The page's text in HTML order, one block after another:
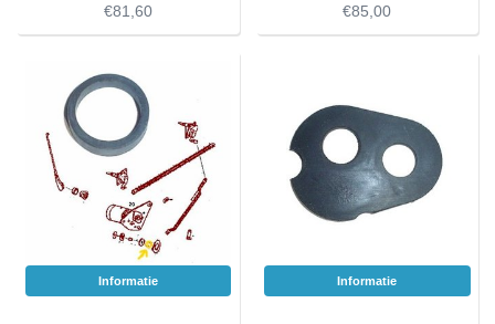
€81,60 €85,00
Informatie Informatie